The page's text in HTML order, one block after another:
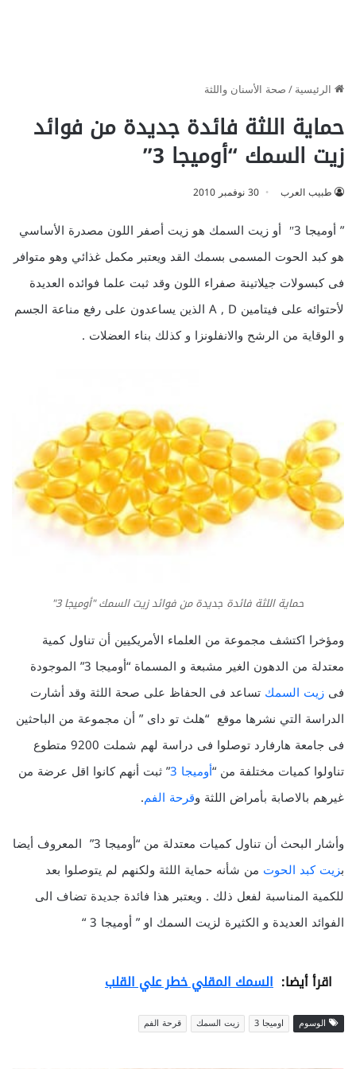
الرئيسية/صحة الأسنان واللثة
حماية اللثة فائدة جديدة من فوائد
زيت السمك “أوميجا 3”
طبيب العرب 30 نوفمبر 2010
” أوميجا 3″ أو زيت السمك هو زيت أصفر اللون مصدرة الأساسي
هو كبد الحوت المسمى بسمك القد ويعتبر مكمل غذائي وهو متوافر
فى كبسولات جيلاتينة صفراء اللون وقد ثبت علما فوائده العديدة
لأحتوائه على فيتامين A , D الذين يساعدون على رفع مناعة الجسم
و الوقاية من الرشح والانفلونزا و كذلك بناء العضلات .
حماية اللثة فائدة جديدة من فوائد زيت السمك "أوميجا 3"
ومؤخرا اكتشف مجموعة من العلماء الأمريكيين أن تناول كمية
معتدلة من الدهون الغير مشبعة و المسماة “أوميجا 3” الموجودة
فى زيت السمك تساعد فى الحفاظ على صحة اللثة وقد أشارت
الدراسة التي نشرها موقع “هلث تو داى ” أن مجموعة من الباحثين
فى جامعة هارفارد توصلوا فى دراسة لهم شملت 9200 متطوع
تناولوا كميات مختلفة من “أوميجا 3 ” ثبت أنهم كانوا اقل عرضة من
غيرهم بالاصابة بأمراض اللثة وقرحة الفم.
وأشار البحث أن تناول كميات معتدلة من “أوميجا 3” المعروف أيضا
بزيت كبد الحوت من شأنه حماية اللثة ولكنهم لم يتوصلوا بعد
للكمية المناسبة لفعل ذلك . ويعتبر هذا فائدة جديدة تضاف الى
الفوائد العديدة و الكثيرة لزيت السمك او ” أوميجا 3 “
اقرأ أيضا: السمك المقلي خطر علي القلب
الوسوم اوميجا 3 زيت السمك قرحة الفم